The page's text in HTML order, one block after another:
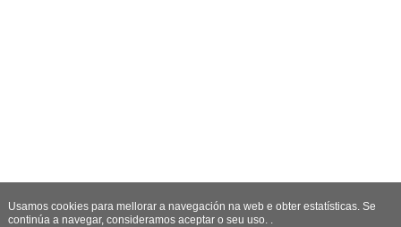
Usamos cookies para mellorar a navegación na web e obter estatísticas. Se
continúa a navegar, consideramos aceptar o seu uso. .